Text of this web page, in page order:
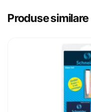
Produse similare